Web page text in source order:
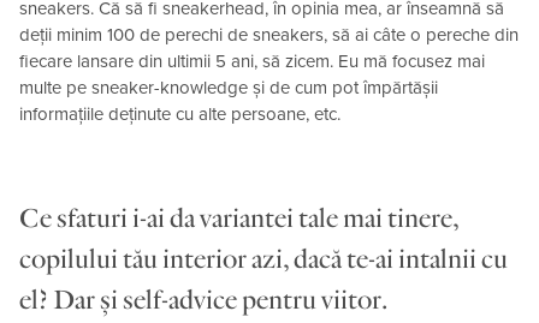
sneakers. Că să fi sneakerhead, în opinia mea, ar înseamnă să
deții minim 100 de perechi de sneakers, să ai câte o pereche din
fiecare lansare din ultimii 5 ani, să zicem. Eu mă focusez mai
multe pe sneaker-knowledge și de cum pot împărtășii
informațiile deținute cu alte persoane, etc.
Ce sfaturi i-ai da variantei tale mai tinere,
copilului tău interior azi, dacă te-ai intalnii cu
el? Dar și self-advice pentru viitor.